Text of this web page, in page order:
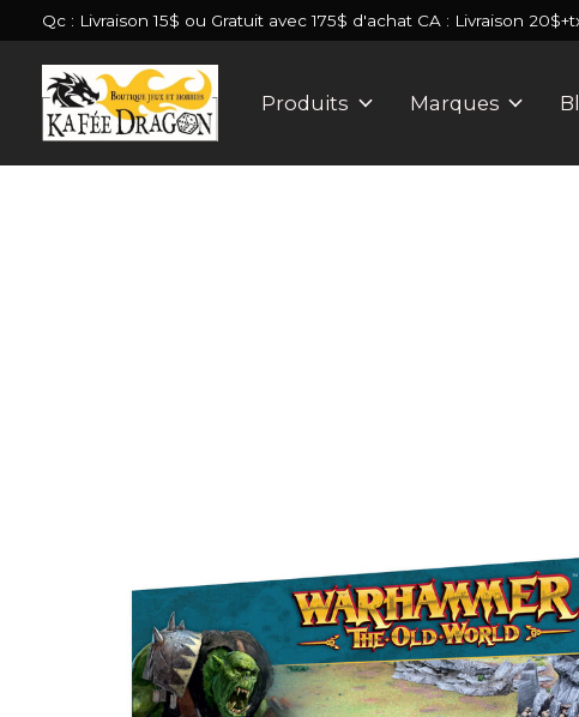
Qc : Livraison 15$ ou Gratuit avec 175$ d'achat CA : Livraison
Produits Marques